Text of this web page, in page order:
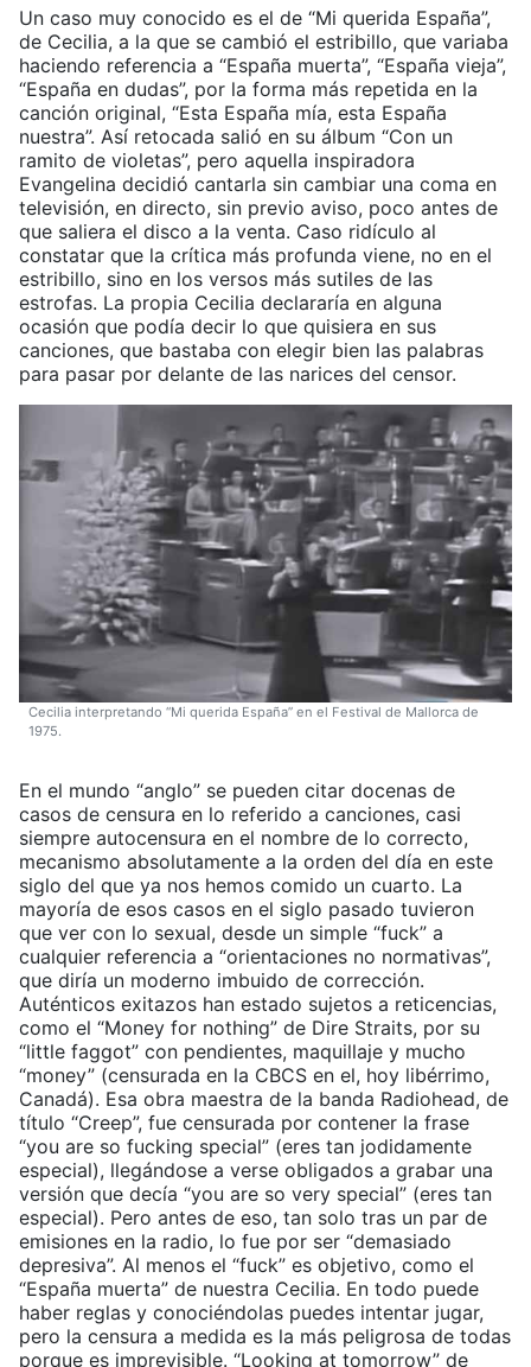
Un caso muy conocido es el de “Mi querida España”,
de Cecilia, a la que se cambió el estribillo, que variaba
haciendo referencia a “España muerta”, “España vieja”,
“España en dudas”, por la forma más repetida en la
canción original, “Esta España mía, esta España
nuestra”. Así retocada salió en su álbum “Con un
ramito de violetas”, pero aquella inspiradora
Evangelina decidió cantarla sin cambiar una coma en
televisión, en directo, sin previo aviso, poco antes de
que saliera el disco a la venta. Caso ridículo al
constatar que la crítica más profunda viene, no en el
estribillo, sino en los versos más sutiles de las
estrofas. La propia Cecilia declararía en alguna
ocasión que podía decir lo que quisiera en sus
canciones, que bastaba con elegir bien las palabras
para pasar por delante de las narices del censor.
Cecilia interpretando “Mi querida España” en el Festival de Mallorca de
1975.
En el mundo “anglo” se pueden citar docenas de
casos de censura en lo referido a canciones, casi
siempre autocensura en el nombre de lo correcto,
mecanismo absolutamente a la orden del día en este
siglo del que ya nos hemos comido un cuarto. La
mayoría de esos casos en el siglo pasado tuvieron
que ver con lo sexual, desde un simple “fuck” a
cualquier referencia a “orientaciones no normativas”,
que diría un moderno imbuido de corrección.
Auténticos exitazos han estado sujetos a reticencias,
como el “Money for nothing” de Dire Straits, por su
“little faggot” con pendientes, maquillaje y mucho
“money” (censurada en la CBCS en el, hoy libérrimo,
Canadá). Esa obra maestra de la banda Radiohead, de
título “Creep”, fue censurada por contener la frase
“you are so fucking special” (eres tan jodidamente
especial), llegándose a verse obligados a grabar una
versión que decía “you are so very special” (eres tan
especial). Pero antes de eso, tan solo tras un par de
emisiones en la radio, lo fue por ser “demasiado
depresiva”. Al menos el “fuck” es objetivo, como el
“España muerta” de nuestra Cecilia. En todo puede
haber reglas y conociéndolas puedes intentar jugar,
pero la censura a medida es la más peligrosa de todas
porque es imprevisible. “Looking at tomorrow” de